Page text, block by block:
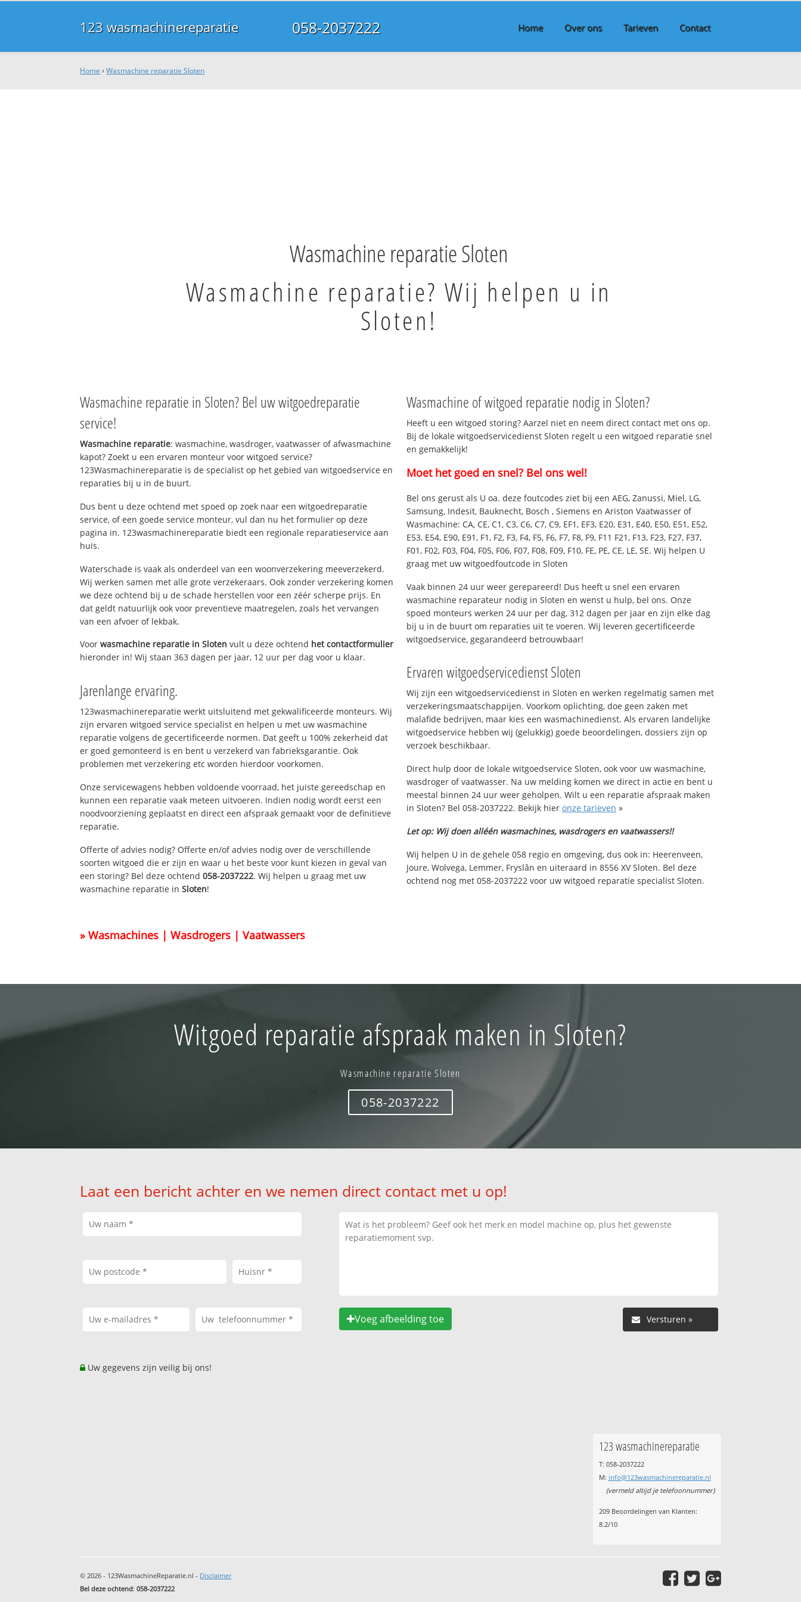
123 wasmachinereparatie 058-2037222 Home Over ons Tarieven Contact
Home ›Wasmachine reparatie Sloten
Wasmachine reparatie Sloten
Wasmachine reparatie? Wij helpen u in
Sloten!
Wasmachine reparatie in Sloten? Bel uw witgoedreparatie
service!
Wasmachine reparatie: wasmachine, wasdroger, vaatwasser of afwasmachine
kapot? Zoekt u een ervaren monteur voor witgoed service?
123Wasmachinereparatie is de specialist op het gebied van witgoedservice en
reparaties bij u in de buurt.
Dus bent u deze ochtend met spoed op zoek naar een witgoedreparatie
service, of een goede service monteur, vul dan nu het formulier op deze
pagina in. 123wasmachinereparatie biedt een regionale reparatieservice aan
huis.
Waterschade is vaak als onderdeel van een woonverzekering meeverzekerd.
Wij werken samen met alle grote verzekeraars. Ook zonder verzekering komen
we deze ochtend bij u de schade herstellen voor een zéér scherpe prijs. En
dat geldt natuurlijk ook voor preventieve maatregelen, zoals het vervangen
van een afvoer of lekbak.
Voorwasmachine reparatie in Sloten vult u deze ochtend het contactformulier
hieronder in! Wij staan 363 dagen per jaar, 12 uur per dag voor u klaar.
Jarenlange ervaring.
123wasmachinereparatie werkt uitsluitend met gekwalificeerde monteurs. Wij
zijn ervaren witgoed service specialist en helpen u met uw wasmachine
reparatie volgens de gecertificeerde normen. Dat geeft u 100% zekerheid dat
er goed gemonteerd is en bent u verzekerd van fabrieksgarantie. Ook
problemen met verzekering etc worden hierdoor voorkomen.
Onze servicewagens hebben voldoende voorraad, het juiste gereedschap en
kunnen een reparatie vaak meteen uitvoeren. Indien nodig wordt eerst een
noodvoorziening geplaatst en direct een afspraak gemaakt voor de definitieve
reparatie.
Offerte of advies nodig? Offerte en/of advies nodig over de verschillende
soorten witgoed die er zijn en waar u het beste voor kunt kiezen in geval van
een storing? Bel deze ochtend058-2037222. Wij helpen u graag met uw
wasmachine reparatie inSloten!
» Wasmachines | Wasdrogers | Vaatwassers
Wasmachine of witgoed reparatie nodig in Sloten?
Heeft u een witgoed storing? Aarzel niet en neem direct contact met ons op.
Bij de lokale witgoedservicedienst Sloten regelt u een witgoed reparatie snel
en gemakkelijk!
Moet het goed en snel? Bel ons wel!
Bel ons gerust als U oa. deze foutcodes ziet bij een AEG, Zanussi, Miel, LG,
Samsung, Indesit, Bauknecht, Bosch , Siemens en Ariston Vaatwasser of
Wasmachine: CA, CE, C1, C3, C6, C7, C9, EF1, EF3, E20, E31, E40, E50, E51, E52,
E53, E54, E90, E91, F1, F2, F3, F4, F5, F6, F7, F8, F9, F11 F21, F13, F23, F27, F37,
F01, F02, F03, F04, F05, F06, F07, F08, F09, F10, FE, PE, CE, LE, SE. Wij helpen U
graag met uw witgoedfoutcode in Sloten
Vaak binnen 24 uur weer gerepareerd! Dus heeft u snel een ervaren
wasmachine reparateur nodig in Sloten en wenst u hulp, bel ons. Onze
spoed monteurs werken 24 uur per dag, 312 dagen per jaar en zijn elke dag
bij u in de buurt om reparaties uit te voeren. Wij leveren gecertificeerde
witgoedservice, gegarandeerd betrouwbaar!
Ervaren witgoedservicedienst Sloten
Wij zijn een witgoedservicedienst in Sloten en werken regelmatig samen met
verzekeringsmaatschappijen. Voorkom oplichting, doe geen zaken met
malafide bedrijven, maar kies een wasmachinedienst. Als ervaren landelijke
witgoedservice hebben wij (gelukkig) goede beoordelingen, dossiers zijn op
verzoek beschikbaar.
Direct hulp door de lokale witgoedservice Sloten, ook voor uw wasmachine,
wasdroger of vaatwasser. Na uw melding komen we direct in actie en bent u
meestal binnen 24 uur weer geholpen. Wilt u een reparatie afspraak maken
in Sloten? Bel 058-2037222. Bekijk hier onze tarieven »
Let op: Wij doen alléén wasmachines, wasdrogers en vaatwassers!!
Wij helpen U in de gehele 058 regio en omgeving, dus ook in: Heerenveen,
Joure, Wolvega, Lemmer, Fryslân en uiteraard in 8556 XV Sloten. Bel deze
ochtend nog met 058-2037222 voor uw witgoed reparatie specialist Sloten.
Witgoed reparatie afspraak maken in Sloten?
Wasmachine reparatie Sloten
058-2037222
Laat een bericht achter en we nemen direct contact met u op!
Voeg afbeelding toe
Uw gegevens zijn veilig bij ons!
123 wasmachinereparatie
T: 058-2037222
M: info@123wasmachinereparatie.nl
(vermeld altijd je telefoonnummer)
209Beoordelingen van Klanten:
8.2/10
© 2026 - 123WasmachineReparatie.nl - Disclaimer
Bel deze ochtend:058-2037222